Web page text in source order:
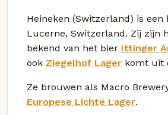
Heineken (Switzerland) is
Lucerne, Switzerland. Zij zijn
bekend van het bier Ittinger
ook Ziegelhof Lager komt uit
Ze brouwen als Macro
Europese Lichte Lager.